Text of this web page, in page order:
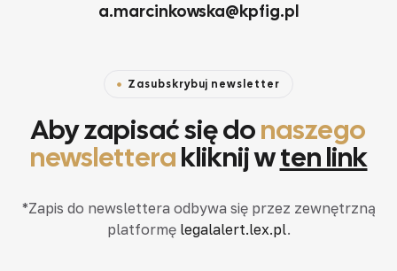
a.marcinkowska@kpfig.pl
Zasubskrybuj newsletter
Aby zapisać się donaszego
newsletterakliknij wten link
*Zapis do newslettera odbywa się przez zewnętrzną
platformę legalalert.lex.pl.